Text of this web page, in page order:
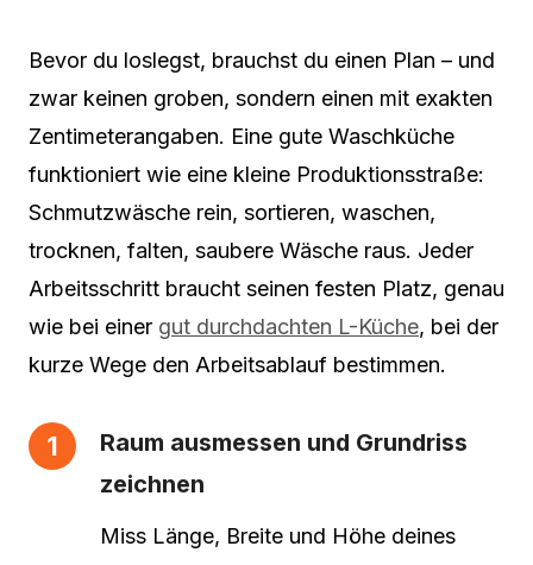
Bevor du loslegst, brauchst du einen Plan – und
zwar keinen groben, sondern einen mit exakten
Zentimeterangaben. Eine gute Waschküche
funktioniert wie eine kleine Produktionsstraße:
Schmutzwäsche rein, sortieren, waschen,
trocknen, falten, saubere Wäsche raus. Jeder
Arbeitsschritt braucht seinen festen Platz, genau
wie bei einer gut durchdachten L-Küche, bei der
kurze Wege den Arbeitsablauf bestimmen.
Raum ausmessen und Grundriss
zeichnen
Miss Länge, Breite und Höhe deines